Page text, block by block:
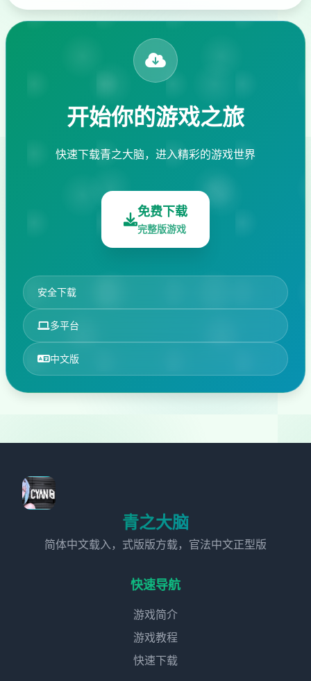
开始你的游戏之旅
快速下载青之大脑，进入精彩的游戏世界
免费下载
完整版游戏
安全下载
多平台
中文版
青之大脑
简体中文载入，式版版方载，官法中文正型版
快速导航
游戏简介
游戏教程
快速下载